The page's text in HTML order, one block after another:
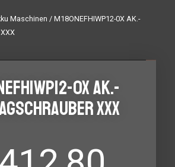
Maschinen / M18ONEFHIWP12-0X AK.-
0X AK.-
XXX